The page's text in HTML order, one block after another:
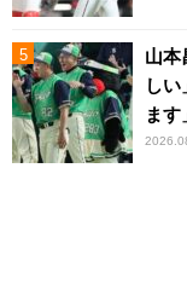
山本
し
ます